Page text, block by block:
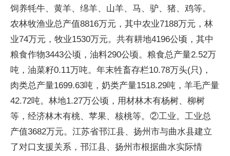
饲养牦牛、黄羊、绵羊、山羊、马、驴、猪、鸡等。
农林牧渔业总产值8816万元，其中农业7188万元，林
业74万元，牧业1530万元。共有耕地4196公顷，其中
粮食作物3443公顷，油料290公顷。粮食总产量2.52万
吨，油菜籽0.11万吨。年末牲畜存栏10.78万头(只)，
肉类总产量1699.63吨，奶类产量1518.29吨，羊毛产量
42.72吨。林地1.27万公顷，用材林木有杨树、柳树
等，经济林木有桃、苹果、核桃等。②工业。工业总
产值3682万元。江苏省邗江县、扬州市与曲水县建立
了对口支援关系，邗江县、扬州市根据曲水实际情